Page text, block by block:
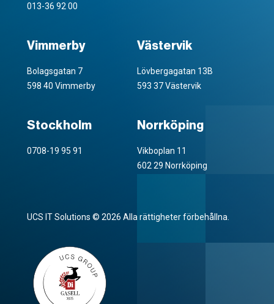
013-36 92 00
Vimmerby
Bolagsgatan 7
598 40 Vimmerby
Västervik
Lövbergagatan 13B
593 37 Västervik
Stockholm
0708-19 95 91
Norrköping
Vikboplan 11
602 29 Norrköping
UCS IT Solutions © 2026 Alla rättigheter förbehållna.